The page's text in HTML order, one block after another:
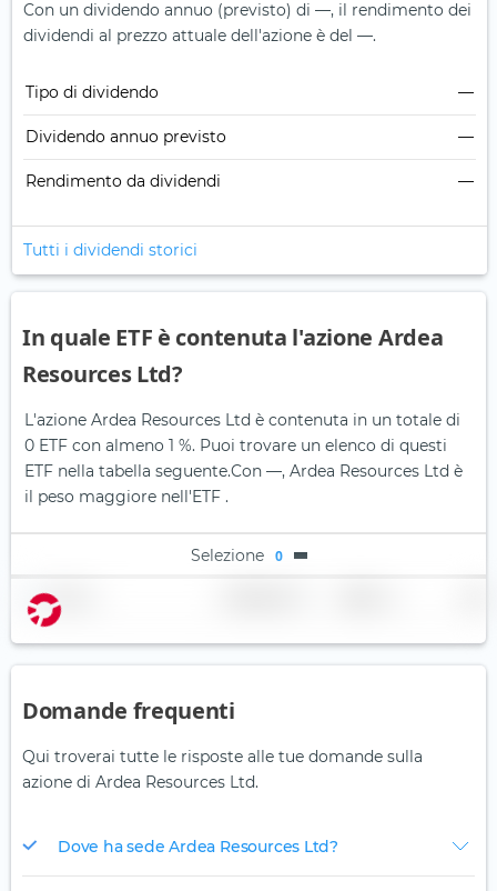
Con un dividendo annuo (previsto) di —, il rendimento dei
dividendi al prezzo attuale dell'azione è del —.
Tipo di dividendo —
Dividendo annuo previsto —
Rendimento da dividendi —
Tutti i dividendi storici
In quale ETF è contenuta l'azione Ardea
Resources Ltd?
L'azione Ardea Resources Ltd è contenuta in un totale di
0 ETF con almeno 1 %. Puoi trovare un elenco di questi
ETF nella tabella seguente.Con —, Ardea Resources Ltd è
il peso maggiore nell'ETF .
Selezione 0
Nome
Domande frequenti
Qui troverai tutte le risposte alle tue domande sulla
azione di Ardea Resources Ltd.
Dove ha sede Ardea Resources Ltd?